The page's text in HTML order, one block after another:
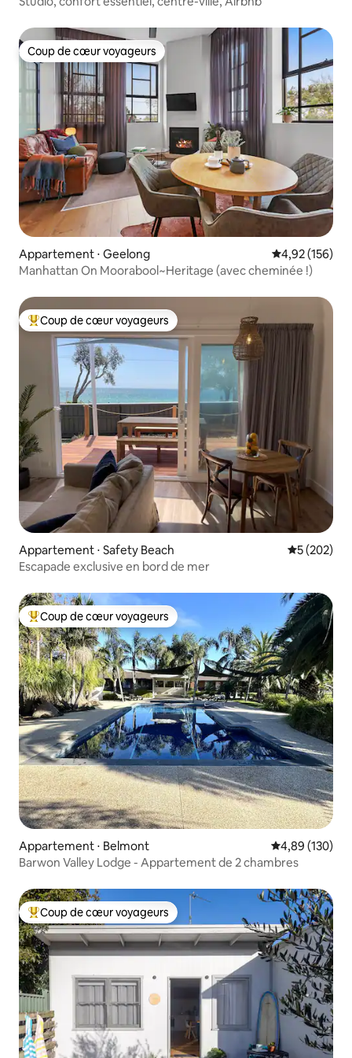
Coup de cœur voyageurs
Coup de cœur voyageurs
Appartement ⋅ Geelong Évaluation
4,92 (156)
Manhattan On Moorabool~Heritage (avec cheminée !)
Coups de cœur voyageurs les plus appréciés
Coup de cœur voyageurs
Appartement ⋅ Safety Beach Évaluation
5 (202)
Escapade exclusive en bord de mer
Coups de cœur voyageurs les plus appréciés
Coup de cœur voyageurs
Appartement ⋅ Belmont Évaluation
4,89 (130)
Barwon Valley Lodge - Appartement de 2 chambres
Coups de cœur voyageurs les plus appréciés
Coup de cœur voyageurs